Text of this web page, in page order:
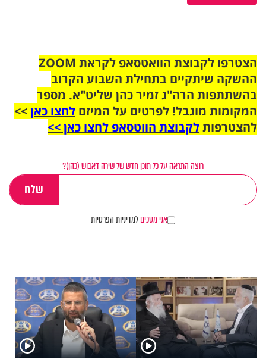
הצטרפו לקבוצת הוואטסאפ לקראת ZOOM
ההשקה שיתקיים בתחילת השבוע הקרוב
בהשתתפות הרה"ג זמיר כהן שליט"א. מספר
המקומות מוגבל! לפרטים על המיזם לחצו כאן>>
להצטרפותלקבוצת הווטסאפ לחצו כאן >>
רוצה התראה על כל תוכן חדש של שירה דאבוש (כהן)?
אני מסכיםלמדיניות הפרטיות